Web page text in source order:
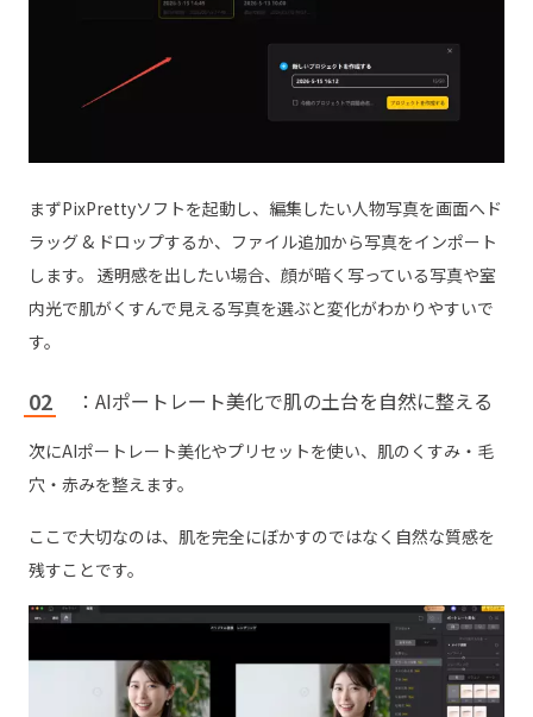
まずPixPrettyソフトを起動し、編集したい人物写真を画面へド
ラッグ & ドロップするか、ファイル追加から写真をインポート
します。 透明感を出したい場合、顔が暗く写っている写真や室
内光で肌がくすんで見える写真を選ぶと変化がわかりやすいで
す。
：AIポートレート美化で肌の土台を自然に整える
次にAIポートレート美化やプリセットを使い、肌のくすみ・毛
穴・赤みを整えます。
ここで大切なのは、肌を完全にぼかすのではなく自然な質感を
残すことです。